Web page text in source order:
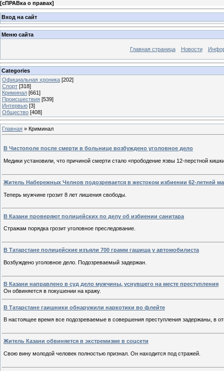
[сПРАВка о правах]
Вход на сайт
Меню сайта
Главная страница Новости
Categories
Официальная хроника [202]
Спорт [318]
Криминал [661]
Происшествия [539]
Интервью [3]
Общество [408]
Главная » Криминал
В Чистополе после смерти в больнице возбуждено уголовное дело
Медики установили, что причиной смерти стало «прободение язвы 12-перстной
Житель Набережных Челнов подозревается в жестоком избиении 62-летней
Теперь мужчине грозит 8 лет лишения свободы.
В Казани проверяют полицейских по делу об избиении санитара
Стражам порядка грозит уголовное преследование.
В Татарстане полицейские изъяли 700 грамм гашиша у автомобилиста
Возбуждено уголовное дело. Подозреваемый задержан.
В Казани направлено в суд дело мужчины, уснувшего на месте преступления
Он обвиняется в покушении на кражу.
В Татарстане гаишники обнаружили наркотики во флейте
В настоящее время все подозреваемые в совершения преступления задержаны, в
Житель Казани обвиняется в экстремизме в соцсети
Свою вину молодой человек полностью признал. Он находится под стражей.